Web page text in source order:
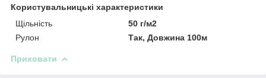
Користувальницькі характеристики
Щільність
50 г/м2
Рулон
Так, Довжина 100м
Приховати